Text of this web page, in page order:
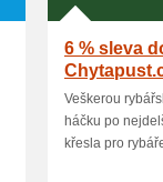
6 % sleva
Veškerou
háčku po
křesla pro